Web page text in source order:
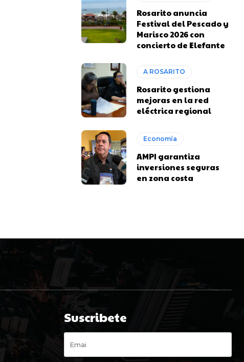
Rosarito anuncia
Festival del Pescado y
Marisco 2026 con
concierto de Elefante
A ROSARITO
Rosarito gestiona
mejoras en la red
eléctrica regional
Economía
AMPI garantiza
inversiones seguras
en zona costa
Suscribete